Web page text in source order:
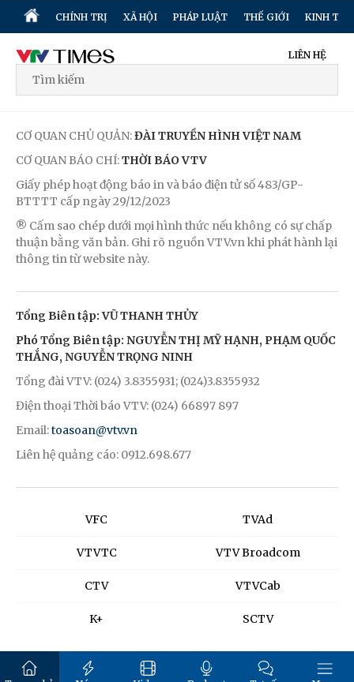
CHÍNH TRỊ XÃ HỘI PHÁP LUẬT THẾ GIỚI KINH TẾ
LIÊN HỆ
CƠ QUAN CHỦ QUẢN:ĐÀI TRUYỀN HÌNH VIỆT NAM
CƠ QUAN BÁO CHÍ:THỜI BÁO VTV
Giấy phép hoạt động báo in và báo điện tử số 483/GP-
BTTTT cấp ngày 29/12/2023
® Cấm sao chép dưới mọi hình thức nếu không có sự chấp
thuận bằng văn bản. Ghi rõ nguồn VTV.vn khi phát hành lại
thông tin từ website này.
Tổng Biên tập: VŨ THANH THỦY
Phó Tổng Biên tập: NGUYỄN THỊ MỸ HẠNH, PHẠM QUỐC
THẮNG, NGUYỄN TRỌNG NINH
Tổng đài VTV: (024) 3.8355931; (024)3.8355932
Điện thoại Thời báo VTV: (024) 66897 897
Email:toasoan@vtv.vn
Liên hệ quảng cáo: 0912.698.677
VFC
VTVTC
CTV
K+
TVAd
VTV Broadcom
VTVCab
SCTV